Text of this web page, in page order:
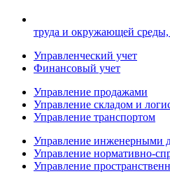
труда и окружающей среды,
Управленческий учет
Финансовый учет
Управление продажами
Управление складом и
Управление транспортом
Управление инженерными
Управление нормативно-
Управление